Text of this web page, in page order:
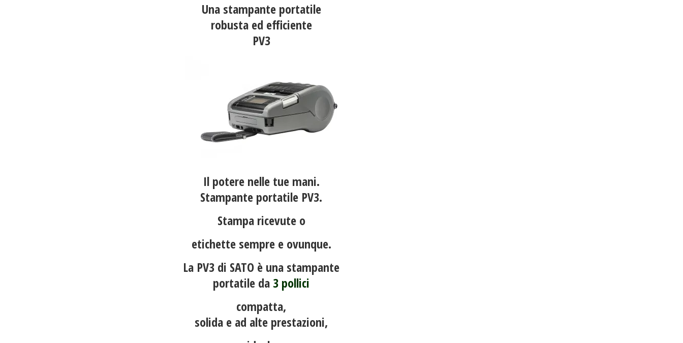
Una stampante portatile
robusta ed efficiente
PV3
Il potere nelle tue mani.
Stampante portatile PV3.
Stampa ricevute o
etichette sempre e ovunque.
La PV3 di SATO è una stampante
portatile da 3 pollici
compatta,
solida e ad alte prestazioni,